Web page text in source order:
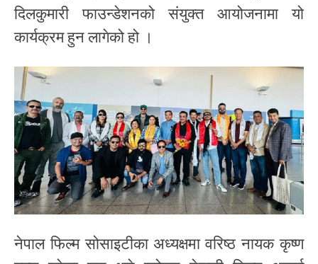
दिलकुमारी फाउन्डेशनको संयुक्त आयोजनामा यो
कार्यक्रम हुन लागेको हो ।
नेपाल फिल्म सोसाइटीका अध्यक्षमा वरिष्ठ नायक कृष्ण